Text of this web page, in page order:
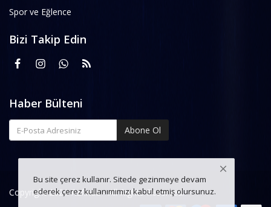
Spor ve Eğlence
Bizi Takip Edin
Haber Bülteni
Abone Ol
Copyright 2021 Rafinda - All Rights Reserved.
Bu site çerez kullanır. Sitede gezinmeye devam
ederek çerez kullanımımızı kabul etmiş olursunuz.